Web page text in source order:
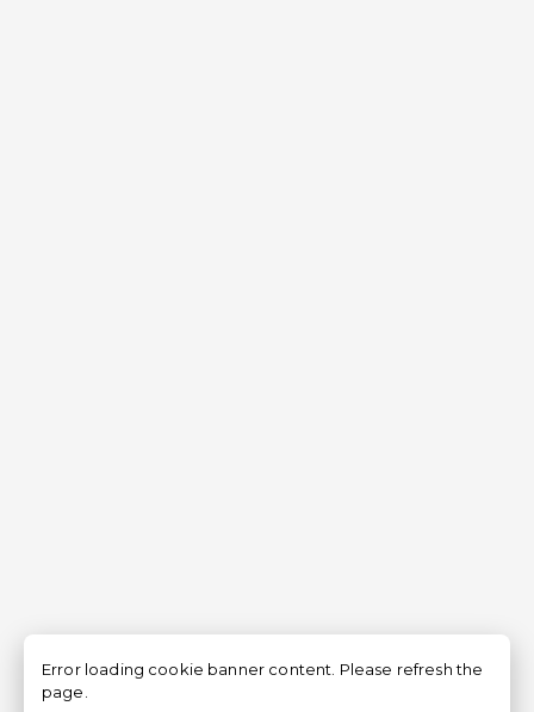
Error loading cookie banner content. Please refresh the
page.